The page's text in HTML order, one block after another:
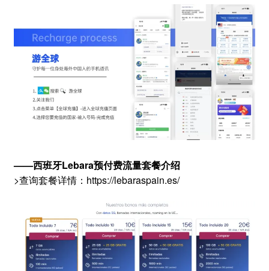
——西班牙Lebara预付费流量套餐介绍
>查询套餐详情：https://lebaraspain.es/